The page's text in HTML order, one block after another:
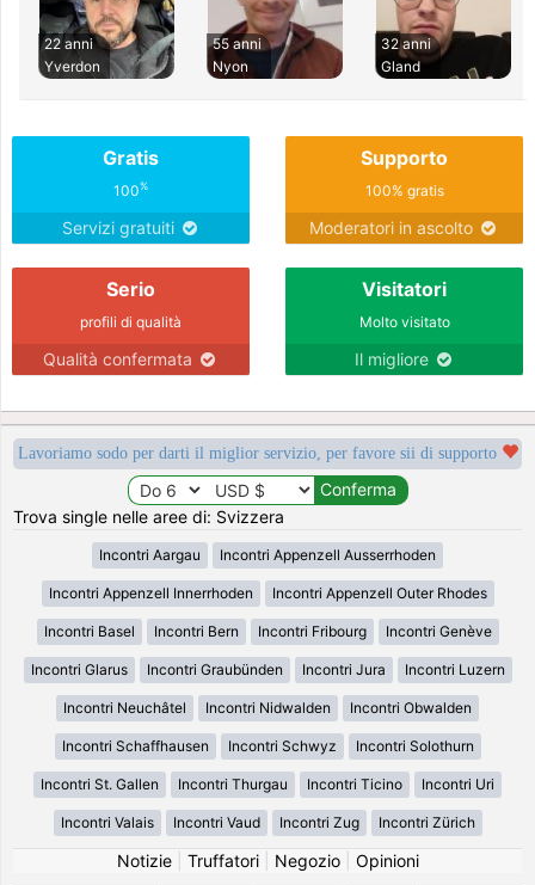
22 anni
Yverdon
55 anni
Nyon
32 anni
Gland
Gratis
100%
Servizi gratuiti
Supporto
100% gratis
Moderatori in ascolto
Serio
profili di qualità
Qualità confermata
Visitatori
Molto visitato
Il migliore
Lavoriamo sodo per darti il miglior servizio, per favore sii di supporto
Trova single nelle aree di: Svizzera
Incontri Aargau Incontri Appenzell Ausserrhoden
Incontri Appenzell Innerrhoden Incontri Appenzell Outer Rhodes
Incontri Basel Incontri Bern Incontri Fribourg Incontri Genève
Incontri Glarus Incontri Graubünden Incontri Jura Incontri Luzern
Incontri Neuchâtel Incontri Nidwalden Incontri Obwalden
Incontri Schaffhausen Incontri Schwyz Incontri Solothurn
Incontri St. Gallen Incontri Thurgau Incontri Ticino Incontri Uri
Incontri Valais Incontri Vaud Incontri Zug Incontri Zürich
Notizie| Truffatori| Negozio| Opinioni